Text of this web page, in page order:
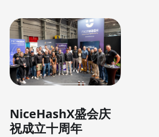
NiceHashX盛会庆
祝成立十周年